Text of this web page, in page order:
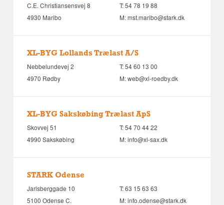
C.E. Christiansensvej 8
4930 Maribo
T:54 78 19 88
M:mst.maribo@stark.dk
XL-BYG Lollands Trælast A/S
Nebbelundevej 2
4970 Rødby
T:54 60 13 00
M:web@xl-roedby.dk
XL-BYG Sakskøbing Trælast ApS
Skovvej 51
4990 Sakskøbing
T:54 70 44 22
M:info@xl-sax.dk
STARK Odense
Jarlsberggade 10
5100 Odense C.
T:63 15 63 63
M:info.odense@stark.dk